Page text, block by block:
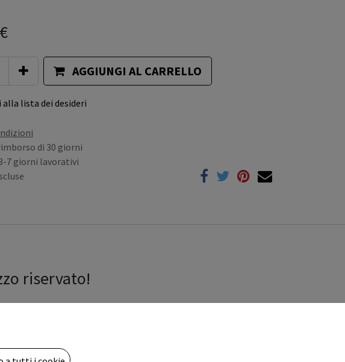
€
AGGIUNGI AL CARRELLO
alla lista dei desideri
di 30 giorni
7 giorni lavorativi
riservato!